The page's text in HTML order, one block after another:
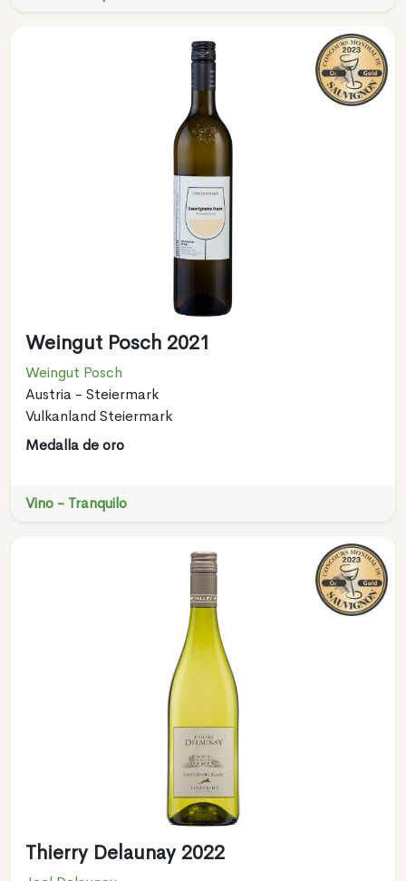
Weingut Posch 2021
Weingut Posch
Austria - Steiermark
Vulkanland Steiermark
Medalla de oro
Vino - Tranquilo
Thierry Delaunay 2022